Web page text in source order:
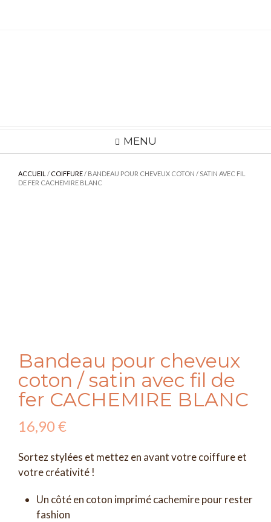
MENU
ACCUEIL / COIFFURE/ BANDEAU POUR CHEVEUX COTON / SATIN AVEC FIL
DE FER CACHEMIRE BLANC
Bandeau pour cheveux
coton / satin avec fil de
fer CACHEMIRE BLANC
16,90€
Sortez stylées et mettez en avant votre coiffure et
votre créativité !
Un côté en coton imprimé cachemire pour rester
fashion